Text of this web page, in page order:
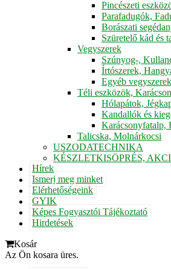
Pincészeti
Parafadugók,
Borászati
Szüretelő kád és
Vegyszerek
Szúnyog-,
Írtószerek,
Egyéb vegyszerek
Téli eszközök,
Hólapátok,
Kandallók és
Karácsonyfatalp,
Talicska, Molnárkocsi
USZODATECHNIKA
KÉSZLETKISÖPRÉS,
Hírek
Ismerj meg minket
Elérhetőségeink
GYIK
Képes Fogyasztói Tájékoztató
Hirdetések
Kosár
Az Ön kosara üres.